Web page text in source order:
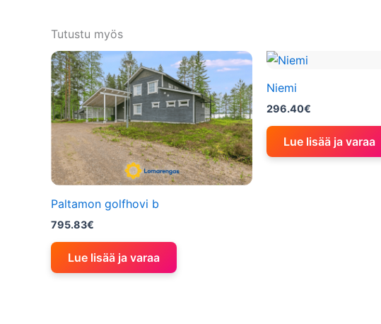
Tutustu myös
Paltamon golfhovi b
795.83€
Lue lisää ja varaa
Niemi
296.40€
Lue lisää ja varaa